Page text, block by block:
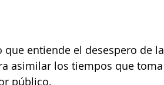
entiende el desespero de
asimilar los tiempos que
público.